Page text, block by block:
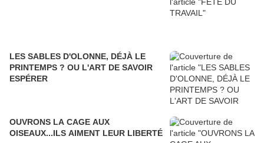
LES SABLES D'OLONNE, DÉJÀ LE
PRINTEMPS ? OU L'ART DE SAVOIR
ESPÉRER
OUVRONS LA CAGE AUX
OISEAUX...ILS AIMENT LEUR LIBERTÉ